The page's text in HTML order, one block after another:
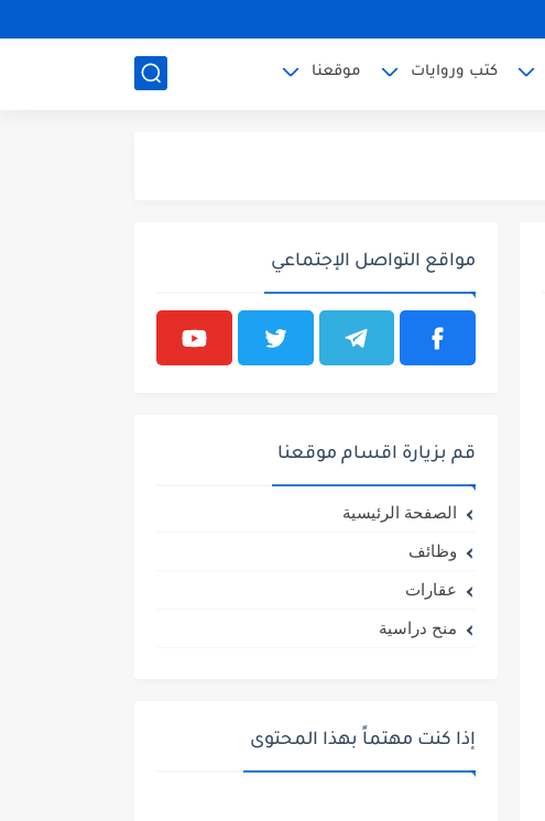
كتب وروايات موقعنا
مواقع التواصل الإجتماعي
قم بزيارة اقسام موقعنا
الصفحة الرئيسية
وظائف
عقارات
منح دراسية
إذا كنت مهتماً بهذا المحتوى